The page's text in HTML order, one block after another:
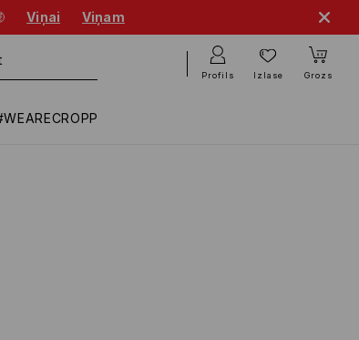
Viņai Viņam
Profils Izlase Grozs